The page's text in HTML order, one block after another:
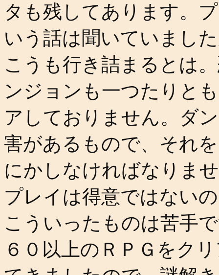
タも残してあります。
いう話は聞いていまし
こうも行き詰まるとは
ンジョンも一つたりと
アしておりません。ダ
害があるもので、それ
にかしなければなりま
プレイは得意ではない
こういったものは苦手
６０以上のＲＰＧをク